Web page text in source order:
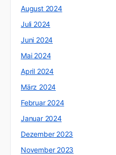
August 2024
Juli 2024
Juni 2024
Mai 2024
April 2024
März 2024
Februar 2024
Januar 2024
Dezember 2023
November 2023